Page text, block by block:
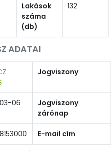
Lakások
száma
(db)
132
ADATAI
Jogviszony
06
Jogviszony
zárónap
E-mail cím